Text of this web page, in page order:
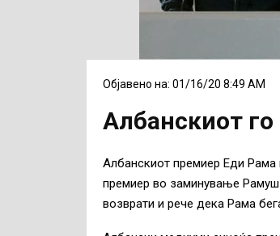
Објавено на: 01/16/20 8:49 AM
Албанскиот
Албанскиот премиер Еди
премиер во заминување Рамуш
возврати и рече дека Рама